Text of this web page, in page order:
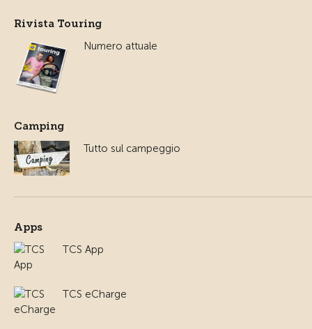
Rivista Touring
Numero attuale
Camping
Tutto sul campeggio
Apps
TCS App
TCS eCharge